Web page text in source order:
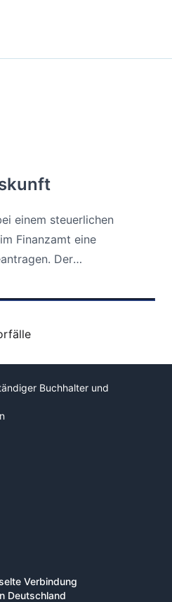
einem steuerlichen
Finanzamt eine
Der
Buchhalter und
Verbindung
Deutschland